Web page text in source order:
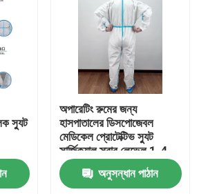
স্যুট
অপারেটিং রুমের জন্য
হাসপাতালের ডিসপোজেবল
মেডিকেল প্রোটেক্টিভ স্যুট
সার্জিক্যাল স্ক্রাব লেভেল 1-4
অনুসন্ধান পাঠান